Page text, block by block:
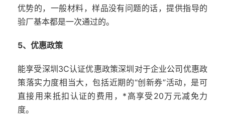
优势的，一般材料，样品没有问题的话，提供指导的
验厂基本都是一次通过的。
5、优惠政策
能享受深圳3C认证优惠政策深圳对于企业公司优惠政
策落实力度相当大，包括近期的“创新券”活动，是可
直接用来抵扣认证的费用，*高享受20万元减免力
度。